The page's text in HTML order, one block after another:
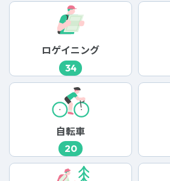
ロゲイニング
34
自転車
20